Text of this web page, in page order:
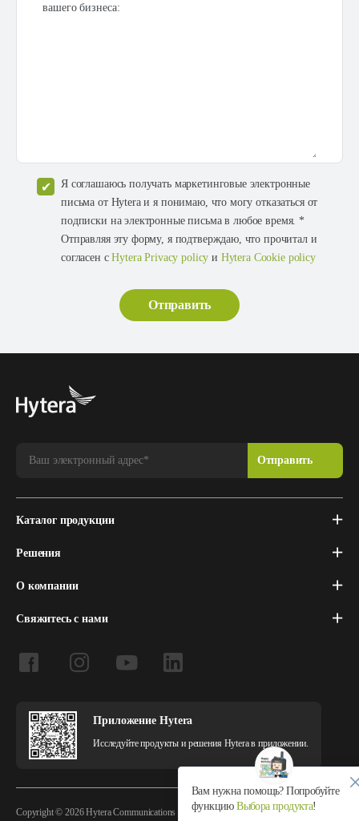
вашего бизнеса:
Я соглашаюсь получать маркетинговые электронные
письма от Hytera и я понимаю, что могу отказаться от
подписки на электронные письма в любое время. *
Отправляя эту форму, я подтверждаю, что прочитал и
согласен сHytera Privacy policy и Hytera Cookie policy
Каталог продукции
Решения
О компании
Свяжитесь с нами
Приложение Hytera
Исследуйте продукты и решения Hytera в приложении.
Copyright © 2026 Hytera Communications Corporation Limited All Rights Reserved
Вам нужна помощь? Попробуйте
функциюВыбора продукта!